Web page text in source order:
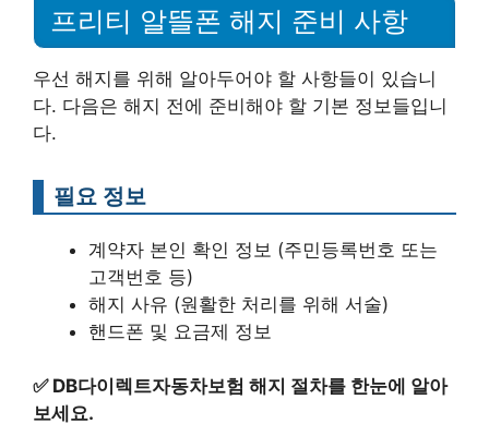
프리티 알뜰폰 해지 준비 사항
우선 해지를 위해 알아두어야 할 사항들이 있습니
다. 다음은 해지 전에 준비해야 할 기본 정보들입니
다.
필요 정보
계약자 본인 확인 정보 (주민등록번호 또는
고객번호 등)
해지 사유 (원활한 처리를 위해 서술)
핸드폰 및 요금제 정보
✅ DB다이렉트자동차보험 해지 절차를 한눈에 알아
보세요.